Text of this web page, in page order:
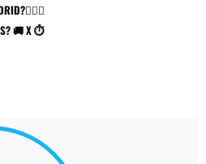
🚚 X ⏱